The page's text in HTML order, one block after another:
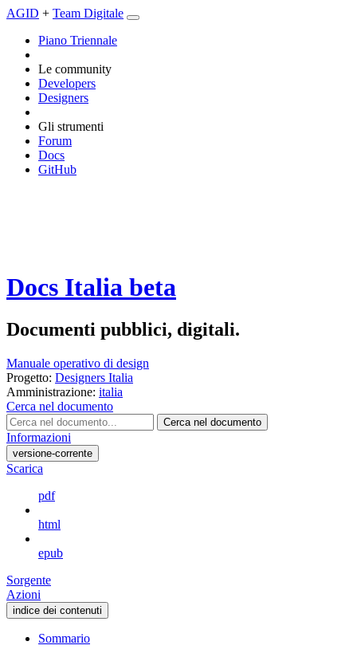
AGID + Team Digitale
Piano Triennale
Le community
Developers
Designers
Gli strumenti
Forum
Docs
GitHub
Docs Italia beta
Documenti pubblici, digitali.
Manuale operativo di design
Progetto: Designers Italia
Amministrazione: italia
Cerca nel documento
Cerca nel documento
Informazioni
versione-corrente
Scarica
pdf
html
epub
Sorgente
Azioni
indice dei contenuti
Sommario